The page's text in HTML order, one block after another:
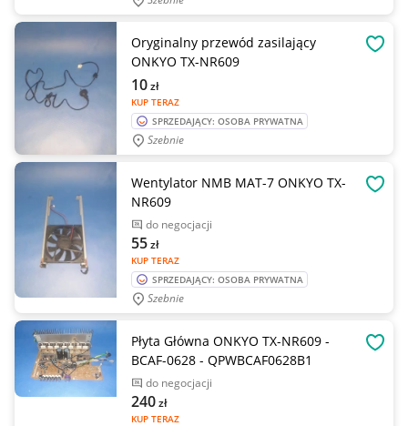
Oryginalny przewód zasilający
ONKYO TX-NR609
KUP TERAZ
10zł
SPRZEDAJĄCY: OSOBA PRYWATNA
Szebnie
Wentylator NMB MAT-7 ONKYO TX-
NR609
do negocjacji
KUP TERAZ
55zł
SPRZEDAJĄCY: OSOBA PRYWATNA
Szebnie
Płyta Główna ONKYO TX-NR609 -
BCAF-0628 - QPWBCAF0628B1
do negocjacji
KUP TERAZ
240zł